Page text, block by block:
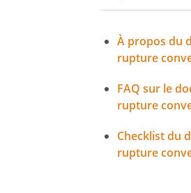
À propos du
rupture
FAQ sur le
rupture
Checklist du
rupture